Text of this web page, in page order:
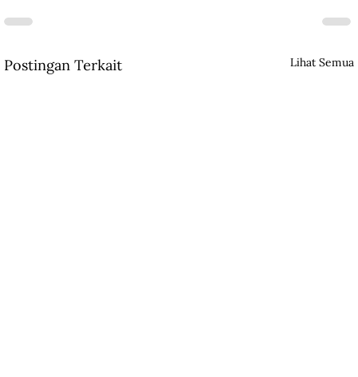
Postingan Terkait Lihat Semua